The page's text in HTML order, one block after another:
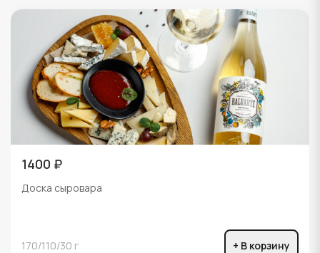
1400 ₽
Доска сыровара
170/110/30 г + В корзину